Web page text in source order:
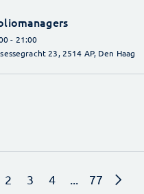
- 21:00
23, 2514 AP, Den Haag
2 3 4 ... 77